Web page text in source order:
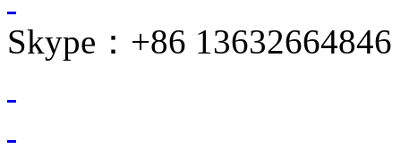
Skype：+86 13632664846